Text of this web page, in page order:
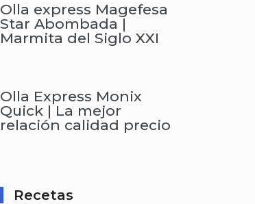
Olla express Magefesa
Star Abombada |
Marmita del Siglo XXI
Olla Express Monix
Quick | La mejor
relación calidad precio
Recetas